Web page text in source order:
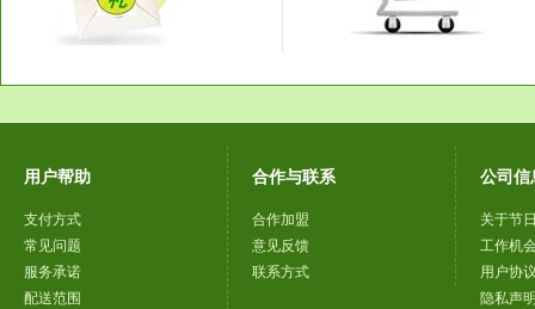
用户帮助
支付方式
常见问题
服务承诺
配送范围
合作与联系
合作加盟
意见反馈
联系方式
公司信
关于节
工作机
用户协
隐私声